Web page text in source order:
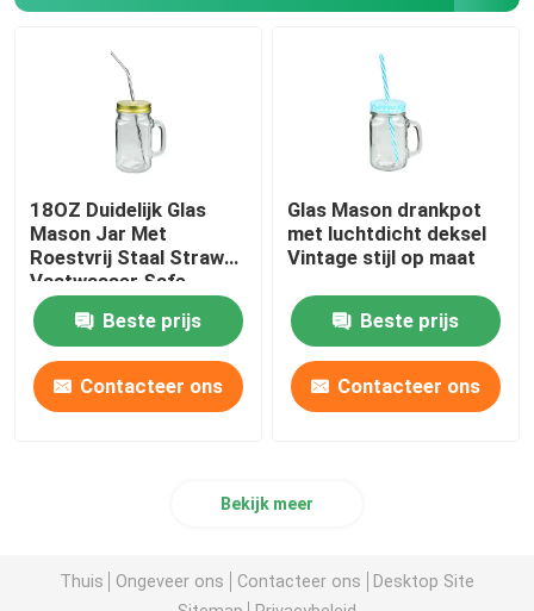
18OZ Duidelijk Glas
Mason Jar Met
Roestvrij Staal Straw
Vaatwasser Safe
Beste prijs
Contacteer ons
Glas Mason drankpot
met luchtdicht deksel
Vintage stijl op maat
Beste prijs
Contacteer ons
Bekijk meer
Thuis Ongeveer ons Contacteer ons
Desktop Site